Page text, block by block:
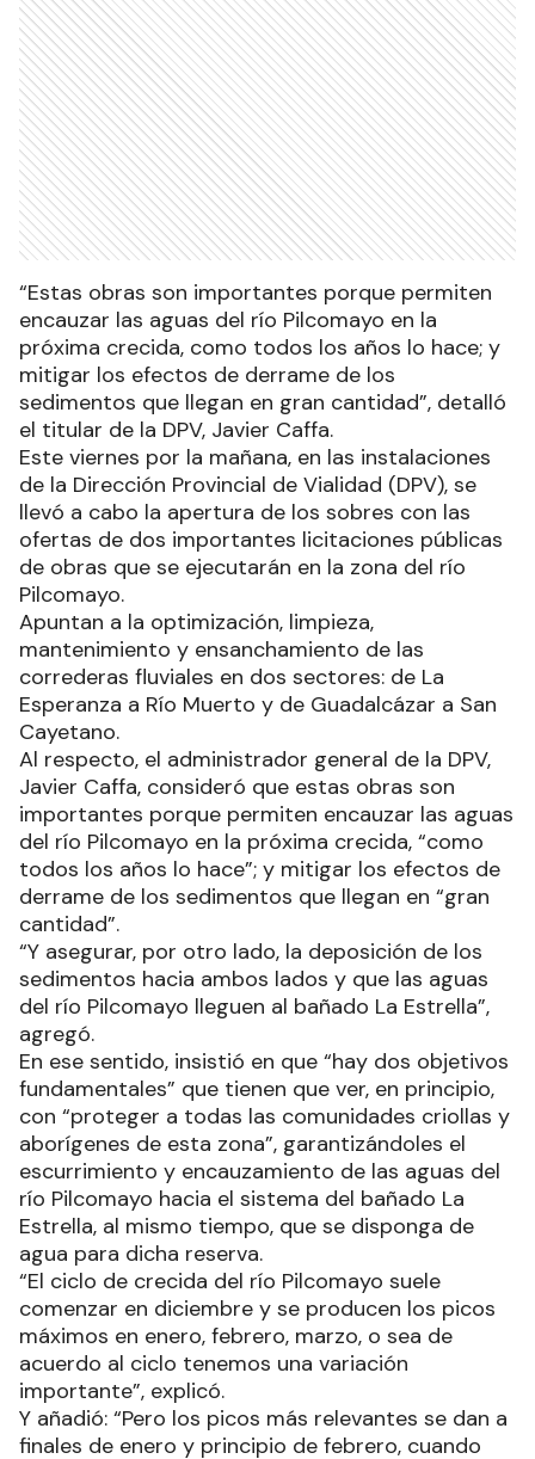
“Estas obras son importantes porque permiten
encauzar las aguas del río Pilcomayo en la
próxima crecida, como todos los años lo hace; y
mitigar los efectos de derrame de los
sedimentos que llegan en gran cantidad”, detalló
el titular de la DPV, Javier Caffa.
Este viernes por la mañana, en las instalaciones
de la Dirección Provincial de Vialidad (DPV), se
llevó a cabo la apertura de los sobres con las
ofertas de dos importantes licitaciones públicas
de obras que se ejecutarán en la zona del río
Pilcomayo.
Apuntan a la optimización, limpieza,
mantenimiento y ensanchamiento de las
correderas fluviales en dos sectores: de La
Esperanza a Río Muerto y de Guadalcázar a San
Cayetano.
Al respecto, el administrador general de la DPV,
Javier Caffa, consideró que estas obras son
importantes porque permiten encauzar las aguas
del río Pilcomayo en la próxima crecida, “como
todos los años lo hace”; y mitigar los efectos de
derrame de los sedimentos que llegan en “gran
cantidad”.
“Y asegurar, por otro lado, la deposición de los
sedimentos hacia ambos lados y que las aguas
del río Pilcomayo lleguen al bañado La Estrella”,
agregó.
En ese sentido, insistió en que “hay dos objetivos
fundamentales” que tienen que ver, en principio,
con “proteger a todas las comunidades criollas y
aborígenes de esta zona”, garantizándoles el
escurrimiento y encauzamiento de las aguas del
río Pilcomayo hacia el sistema del bañado La
Estrella, al mismo tiempo, que se disponga de
agua para dicha reserva.
“El ciclo de crecida del río Pilcomayo suele
comenzar en diciembre y se producen los picos
máximos en enero, febrero, marzo, o sea de
acuerdo al ciclo tenemos una variación
importante”, explicó.
Y añadió: “Pero los picos más relevantes se dan a
finales de enero y principio de febrero, cuando